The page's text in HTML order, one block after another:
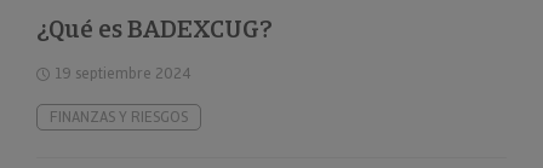
¿Qué es BADEXCUG?
19 septiembre 2024
FINANZAS Y RIESGOS